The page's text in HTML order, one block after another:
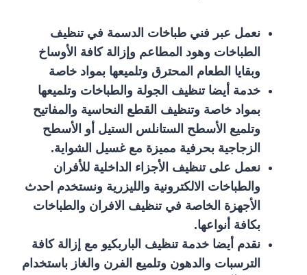
نعمل عبر فني طباخات الدسمة في تنظيف
الطباخات وهود المطاعم وإزالة كافة الأوساخ
وبقايا الطعام المحترق وتلميعها بمواد خاصة
خدمة أيضا تنظيف الجولة والطباخات وتلميعها
بمواد خاصة وتنظيف القطع النحاسية والمفاتيح
وتلميع الأسطح الستانلس الستيل أو الأسطح
الزجاجية بحرفية مميزة مع غسيل الشواية.
نعمل على تنظيف الأجزاء الداخلية للأفران
والطباخات الالكترونية والليزرية ونستخدم احدث
الأجهزة الخاصة في تنظيف الافران والطباخات
بكافة أنواعها.
نقدم أيضا خدمة تنظيف الباربكيو مع إزالة كافة
الترسبات والدهون وتلميع الفرن والغاز باستخدام